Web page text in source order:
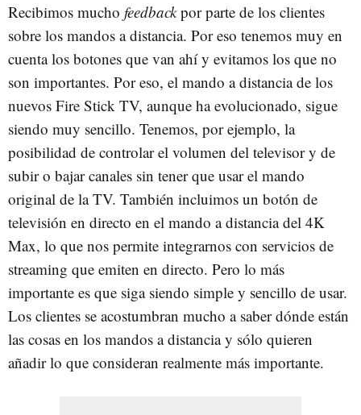
Recibimos mucho feedbackpor parte de los clientes
sobre los mandos a distancia. Por eso tenemos muy en
cuenta los botones que van ahí y evitamos los que no
son importantes. Por eso, el mando a distancia de los
nuevos Fire Stick TV, aunque ha evolucionado, sigue
siendo muy sencillo. Tenemos, por ejemplo, la
posibilidad de controlar el volumen del televisor y de
subir o bajar canales sin tener que usar el mando
original de la TV. También incluimos un botón de
televisión en directo en el mando a distancia del 4K
Max, lo que nos permite integrarnos con servicios de
streaming que emiten en directo. Pero lo más
importante es que siga siendo simple y sencillo de usar.
Los clientes se acostumbran mucho a saber dónde están
las cosas en los mandos a distancia y sólo quieren
añadir lo que consideran realmente más importante.